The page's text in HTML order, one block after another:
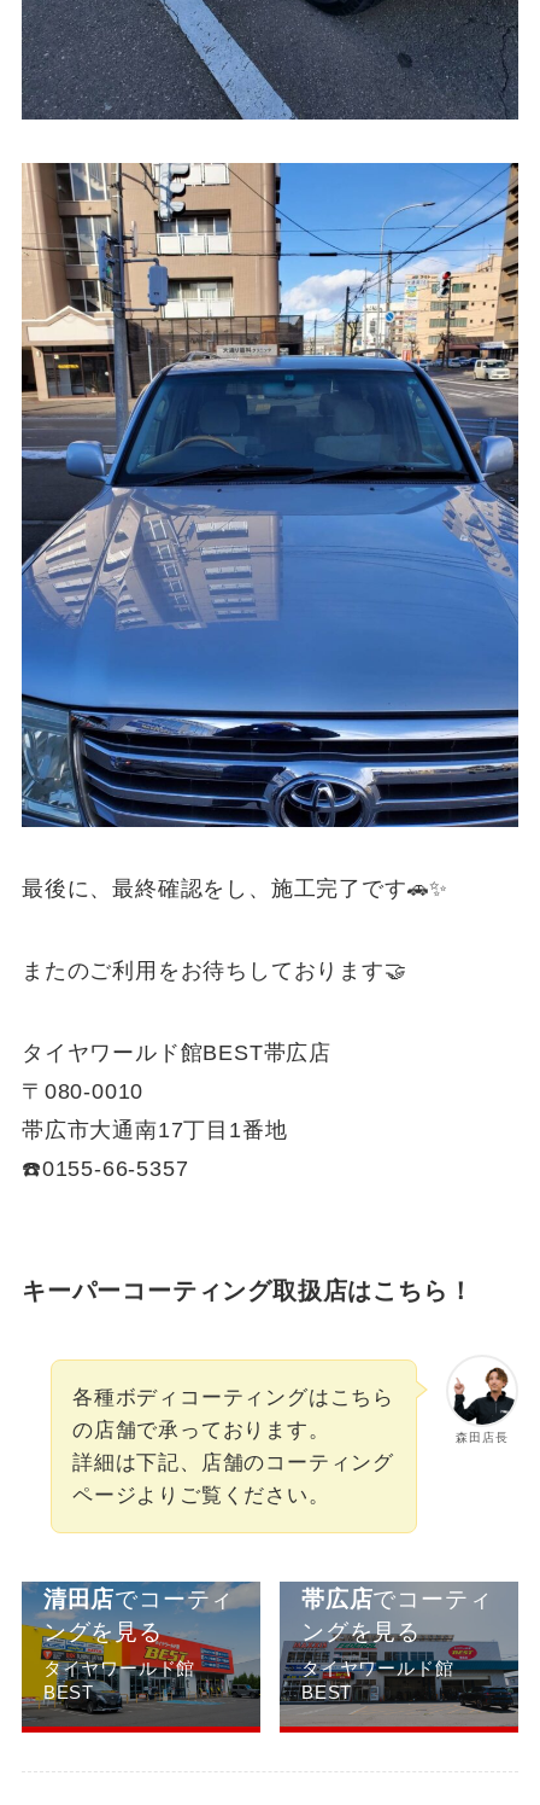
最後に、最終確認をし、施工完了です🚗✨
またのご利用をお待ちしております🤝
タイヤワールド館BEST帯広店
〒080-0010
帯広市大通南17丁目1番地
☎️0155-66-5357
キーパーコーティング取扱店はこちら！
森田店長
各種ボディコーティングはこちら
の店舗で承っております。
詳細は下記、店舗のコーティング
ページよりご覧ください。
清田店でコーティ
ングを見る
タイヤワールド館
BEST
帯広店でコーティ
ングを見る
タイヤワールド館
BEST